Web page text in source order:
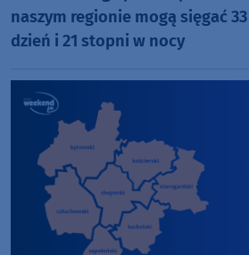
naszym regionie mogą sięgać
dzień i 21 stopni w nocy